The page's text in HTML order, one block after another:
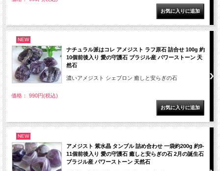
NEW
ナチュラル派はコレ アメジスト ラフ原石 詰合せ 100g 約
10個前後入り 愛の守護石 ブラジル産 パワーストーン 天
然石
濃いアメジスト シェブロン 癒しと安らぎの石
価格： 990円(税込)
NEW
アメジスト 紫水晶 タンブル 詰め合わせ 一袋約200g 約9-
11個前後入り 愛の守護石 癒しと安らぎの石 2月の誕生石
ブラジル産 パワーストーン 天然石